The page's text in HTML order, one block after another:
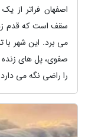
اصفهان فراتر از
سقف است که قدم
می برد. این شهر با
صفوی، پل های زنده
را راضی نگه می